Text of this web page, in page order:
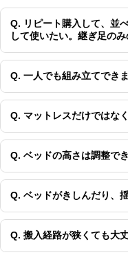
Q. リピート購入して、並
して使いたい。継ぎ足の
Q. 一人でも組み立てでき
Q. マットレスだけではな
Q. ベッドの高さは調整で
Q. ベッドがきしんだり、
Q. 搬入経路が狭くても大